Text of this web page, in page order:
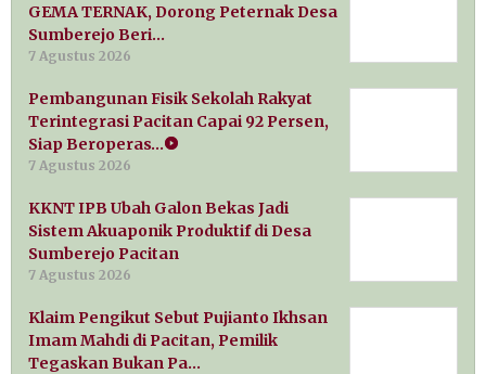
GEMA TERNAK, Dorong Peternak Desa
Sumberejo Beri…
7 Agustus 2026
Pembangunan Fisik Sekolah Rakyat
Terintegrasi Pacitan Capai 92 Persen,
Siap Beroperas…
7 Agustus 2026
KKNT IPB Ubah Galon Bekas Jadi
Sistem Akuaponik Produktif di Desa
Sumberejo Pacitan
7 Agustus 2026
Klaim Pengikut Sebut Pujianto Ikhsan
Imam Mahdi di Pacitan, Pemilik
Tegaskan Bukan Pa…